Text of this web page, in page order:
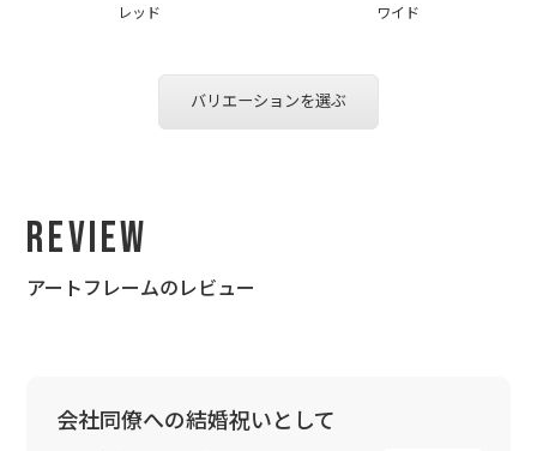
レッド ワイド
バリエーションを選ぶ
Review
アートフレームのレビュー
会社同僚への結婚祝いとして